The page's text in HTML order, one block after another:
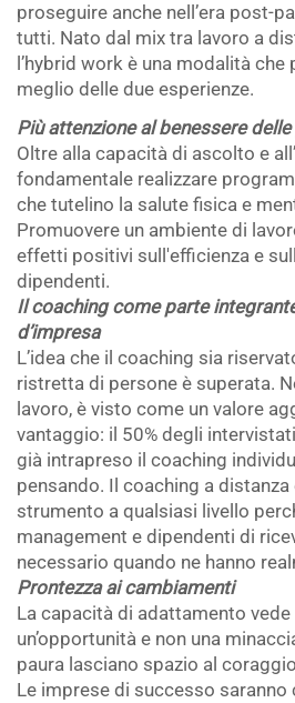
proseguire anche nell’era post-
tutti. Nato dal mix tra lavoro a
l’hybrid work è una modalità che
meglio delle due esperienze.
Più attenzione al benessere
Oltre alla capacità di ascolto e
fondamentale realizzare
che tutelino la salute fisica e
Promuovere un ambiente di
effetti positivi sull'efficienza e
dipendenti.
Il coaching come parte
d’impresa
L’idea che il coaching sia
ristretta di persone è superata.
lavoro, è visto come un valore
vantaggio: il 50% degli
già intrapreso il coaching
pensando. Il coaching a
strumento a qualsiasi livello
management e dipendenti di
necessario quando ne hanno
Prontezza ai cambiamenti
La capacità di adattamento
un’opportunità e non una
paura lasciano spazio al
Le imprese di successo saranno